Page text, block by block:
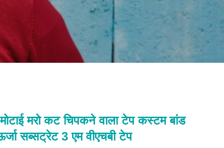
मरो कट चिपकने वाला टेप कस्टम बांड
सब्सट्रेट 3 एम वीएचबी टेप